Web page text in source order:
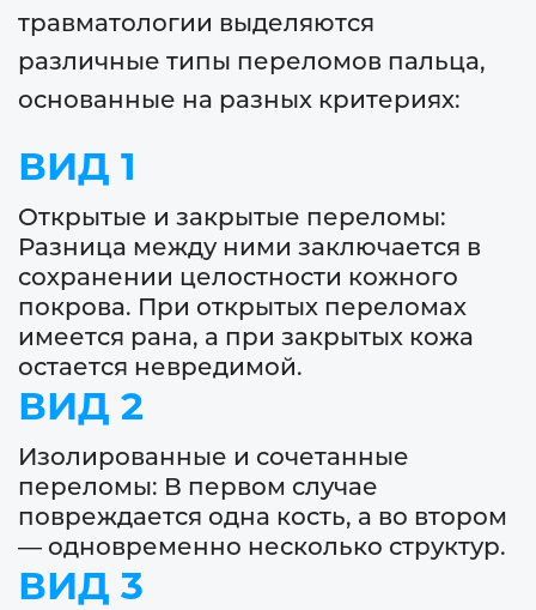
травматологии выделяются
различные типы переломов пальца,
основанные на разных критериях:
ВИД 1
Открытые и закрытые переломы:
Разница между ними заключается в
сохранении целостности кожного
покрова. При открытых переломах
имеется рана, а при закрытых кожа
остается невредимой.
ВИД 2
Изолированные и сочетанные
переломы: В первом случае
повреждается одна кость, а во втором
— одновременно несколько структур.
ВИД 3